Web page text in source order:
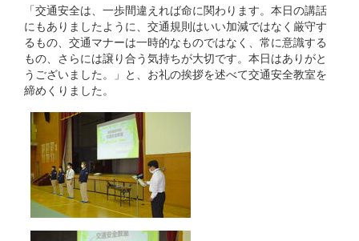
「交通安全は、一歩間違えれば命に関わります。本日の講話
にもありましたように、交通規則はいい加減ではなく厳守す
るもの、交通マナーは一時的なものではなく、常に意識する
もの、さらには譲り合う気持ちが大切です。本日はありがと
うございました。」と、お礼の挨拶を述べて交通安全教室を
締めくりました。